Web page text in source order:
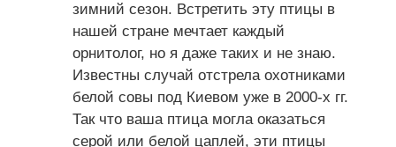
зимний сезон. Встретить эту птицы в
нашей стране мечтает каждый
орнитолог, но я даже таких и не знаю.
Известны случай отстрела охотниками
белой совы под Киевом уже в 2000-х гг.
Так что ваша птица могла оказаться
серой или белой цаплей, эти птицы